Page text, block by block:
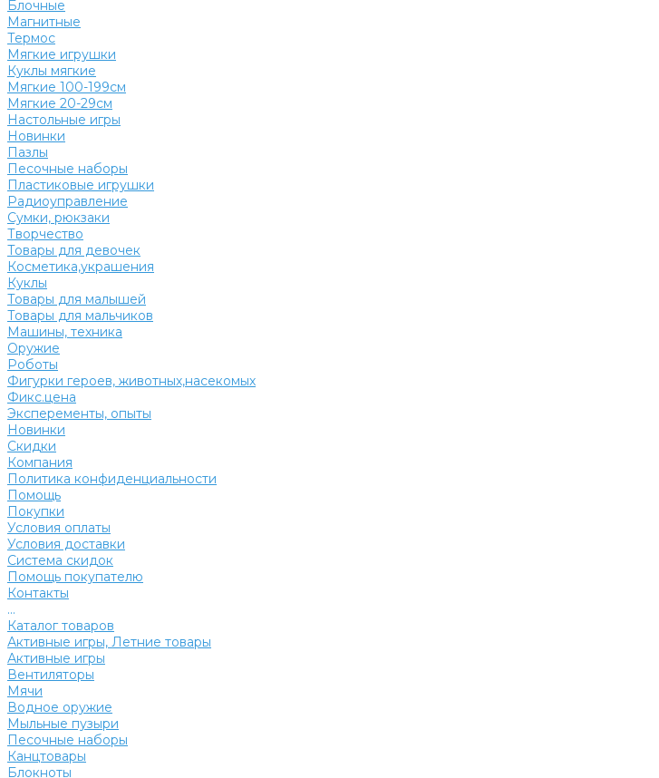
Блочные
Магнитные
Термос
Мягкие игрушки
Куклы мягкие
Мягкие 100-199см
Мягкие 20-29см
Настольные игры
Новинки
Пазлы
Песочные наборы
Пластиковые игрушки
Радиоуправление
Сумки, рюкзаки
Творчество
Товары для девочек
Косметика,украшения
Куклы
Товары для малышей
Товары для мальчиков
Машины, техника
Оружие
Роботы
Фигурки героев, животных,насекомых
Фикс.цена
Эксперементы, опыты
Новинки
Скидки
Компания
Политика конфиденциальности
Помощь
Покупки
Условия оплаты
Условия доставки
Система скидок
Помощь покупателю
Контакты
...
Каталог товаров
Активные игры, Летние товары
Активные игры
Вентиляторы
Мячи
Водное оружие
Мыльные пузыри
Песочные наборы
Канцтовары
Блокноты